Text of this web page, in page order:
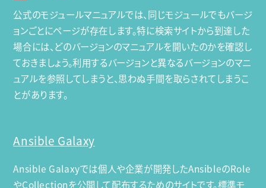
公式のモジュールマニュアルでは、同じモジュールでもバージ
ョンごとにページが存在します。特に検索サイトから到達した
場合には、どのバージョンのマニュアルを開いたのかを確認し
ておきましょう。利用するバージョンと異なるバージョンのマニ
ュアルを参照してしまうと、思わぬ手間を取らされてしまうこ
とがあります。
Ansible Galaxy
Ansible Galaxyでは個人や企業が開発したAnsibleのRole
やCollectionを公開して配布するためのサイトです。標準モ